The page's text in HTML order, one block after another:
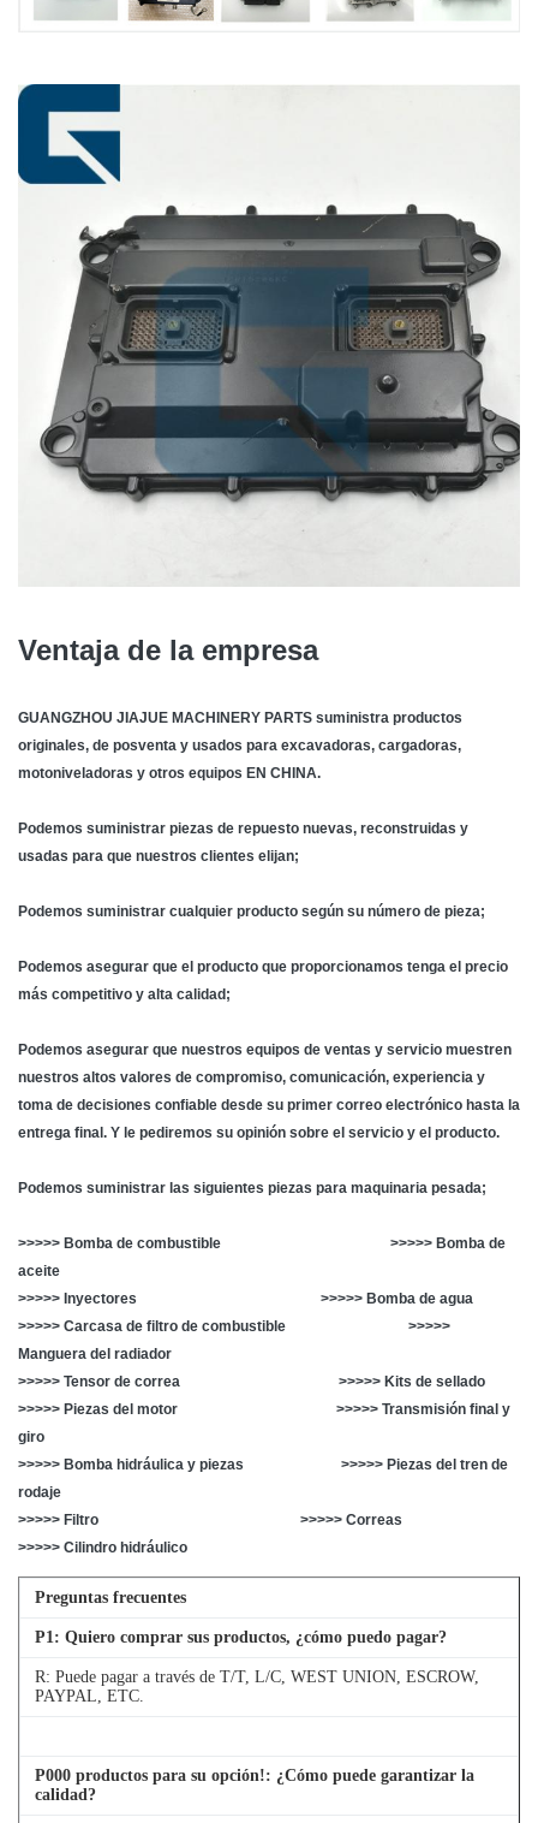
Ventaja de la empresa
GUANGZHOU JIAJUE MACHINERY PARTS suministra productos
originales, de posventa y usados para excavadoras, cargadoras,
motoniveladoras y otros equipos EN CHINA.
Podemos suministrar piezas de repuesto nuevas, reconstruidas y
usadas para que nuestros clientes elijan;
Podemos suministrar cualquier producto según su número de pieza;
Podemos asegurar que el producto que proporcionamos tenga el precio
más competitivo y alta calidad;
Podemos asegurar que nuestros equipos de ventas y servicio muestren
nuestros altos valores de compromiso, comunicación, experiencia y
toma de decisiones confiable desde su primer correo electrónico hasta la
entrega final. Y le pediremos su opinión sobre el servicio y el producto.
Podemos suministrar las siguientes piezas para maquinaria pesada;
>>>>> Bomba de combustible >>>>> Bomba de
aceite
>>>>> Inyectores >>>>> Bomba de agua
>>>>> Carcasa de filtro de combustible >>>>>
Manguera del radiador
>>>>> Tensor de correa >>>>> Kits de sellado
>>>>> Piezas del motor >>>>> Transmisión final y
giro
>>>>> Bomba hidráulica y piezas >>>>> Piezas del tren de
rodaje
>>>>> Filtro >>>>> Correas
>>>>> Cilindro hidráulico
Preguntas frecuentes
P1 : Quiero comprar sus productos, ¿cómo puedo pagar?
R: Puede pagar a través de T/T, L/C, WEST UNION, ESCROW,
PAYPAL, ETC.
P000 productos para su opción!: ¿Cómo puede garantizar la
calidad?